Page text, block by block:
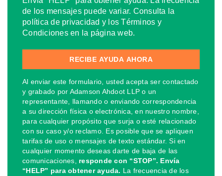
de los mensajes puede variar. Consulta la
política de privacidad y los Términos y
Condiciones en la página web.
Al enviar este formulario, usted acepta ser contactado
y grabado por Adamson Ahdoot LLP o un
representante, llamando o enviando correspondencia
a su dirección física o electrónica, en nuestro nombre,
para cualquier propósito que surja o esté relacionado
con su caso y/o reclamo. Es posible que se apliquen
tarifas de uso o mensajes de texto estándar. Si en
cualquier momento deseas darte de baja de las
comunicaciones, responde con “STOP”. Envía
“HELP” para obtener ayuda. La frecuencia de los